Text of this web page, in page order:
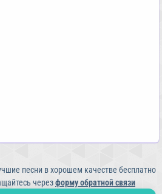
песни в хорошем качестве бесплатно
черезформу обратной связи